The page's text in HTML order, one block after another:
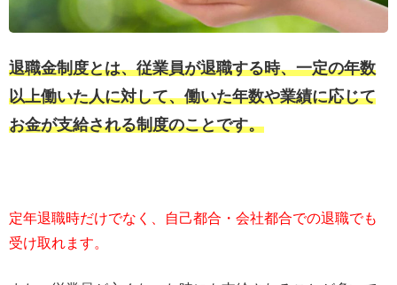
退職金制度とは、従業員が退職する時、一定の年数
以上働いた人に対して、働いた年数や業績に応じて
お金が支給される制度のことです。
定年退職時だけでなく、自己都合・会社都合での退職でも
受け取れます。